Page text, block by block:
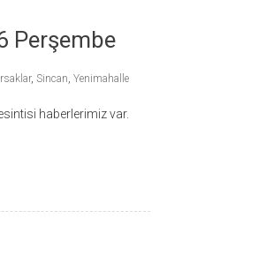
Perşembe
, Sincan, Yenimahalle
haberlerimiz var.